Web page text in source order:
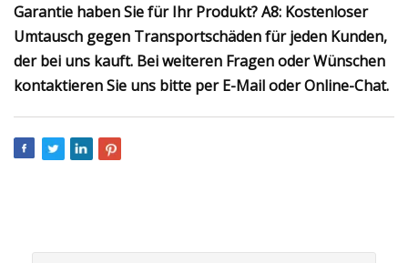
Garantie haben Sie für Ihr Produkt?A8: Kostenloser
Umtausch gegen Transportschäden für jeden Kunden,
der bei uns kauft. Bei weiteren Fragen oder Wünschen
kontaktieren Sie uns bitte per E-Mail oder Online-Chat.